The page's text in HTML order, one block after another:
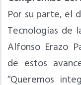
Por su parte, el
Tecnologías de
Alfonso Erazo
de estos
“Queremos